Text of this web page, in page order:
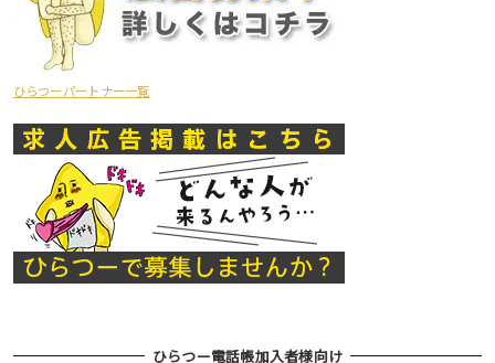
ひらつーパートナー一覧
ひらつー電話帳加入者様向け